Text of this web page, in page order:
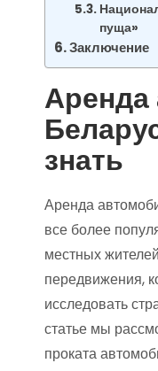
пуща»
Заключение
Аренда
знать
Аренда
все более
местных
передвижения,
исследовать
статье мы
проката